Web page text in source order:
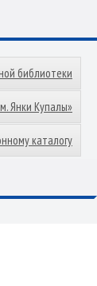
библиотеки
Янки Купалы»
каталогу